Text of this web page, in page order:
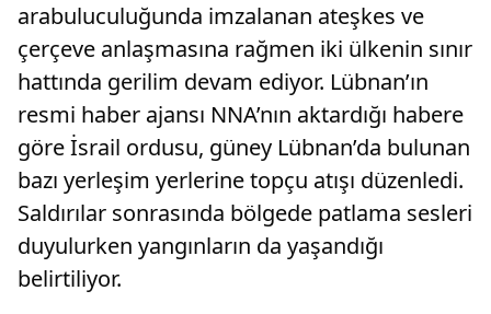
arabuluculuğunda imzalanan ateşkes ve
çerçeve anlaşmasına rağmen iki ülkenin sınır
hattında gerilim devam ediyor. Lübnan’ın
resmi haber ajansı NNA’nın aktardığı habere
göre İsrail ordusu, güney Lübnan’da bulunan
bazı yerleşim yerlerine topçu atışı düzenledi.
Saldırılar sonrasında bölgede patlama sesleri
duyulurken yangınların da yaşandığı
belirtiliyor.